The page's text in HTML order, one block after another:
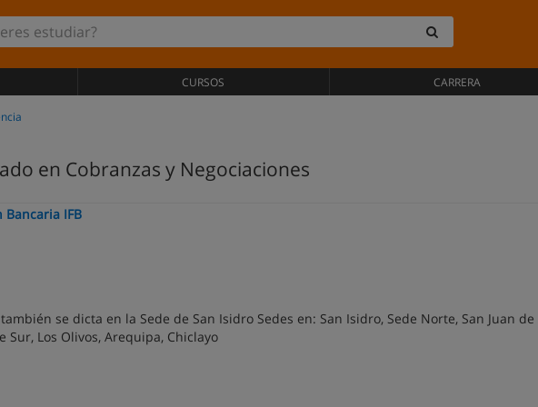
CURSOS CARRERA
en Cobranzas y Negociaciones
IFB
se dicta en la Sede de San Isidro Sedes en: San Isidro, Sede Norte, San Juan de
Sur, Los Olivos, Arequipa, Chiclayo